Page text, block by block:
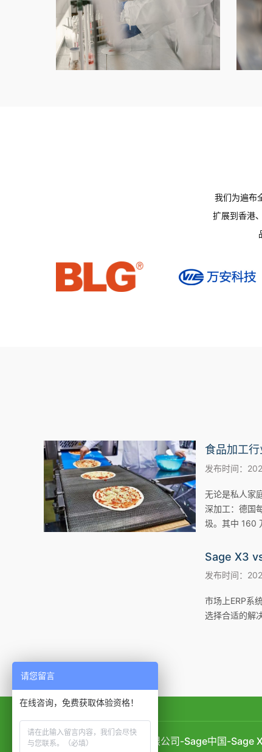
我们为遍布
扩展到香港
发布时间：
无论是私人家
深加工：德国
圾。其中 160
奇的词是什么
发布时间：
市场上ERP系
选择合适的解
上海启封企业管理咨询有限公司-Sage中国-Sage
请您留言
在线咨询，免费获取体验资格！